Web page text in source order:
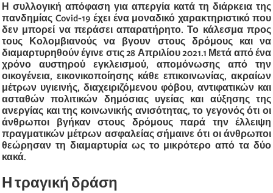
Η συλλογική απόφαση για απεργία κατά τη διάρκεια της
πανδημίας Covid-19 έχει ένα μοναδικό χαρακτηριστικό που
δεν μπορεί να περάσει απαρατήρητο. Το κάλεσμα προς
τους Κολομβιανούς να βγουν στους δρόμους και να
διαμαρτυρηθούν έγινε στις 28 Απριλίου 2021.1 Μετά από ένα
χρόνο αυστηρού εγκλεισμού, απομόνωσης από την
οικογένεια, εικονικοποίησης κάθε επικοινωνίας, ακραίων
μέτρων υγιεινής, διαχειριζόμενου φόβου, αντιφατικών και
ασταθών πολιτικών δημόσιας υγείας και αύξησης της
ανεργίας και της κοινωνικής ανισότητας, το γεγονός ότι οι
άνθρωποι βγήκαν στους δρόμους παρά την έλλειψη
πραγματικών μέτρων ασφαλείας σήμαινε ότι οι άνθρωποι
θεώρησαν τη διαμαρτυρία ως το μικρότερο από τα δύο
κακά.
Η τραγική δράση